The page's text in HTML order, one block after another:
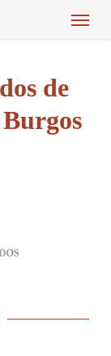
Menu
de